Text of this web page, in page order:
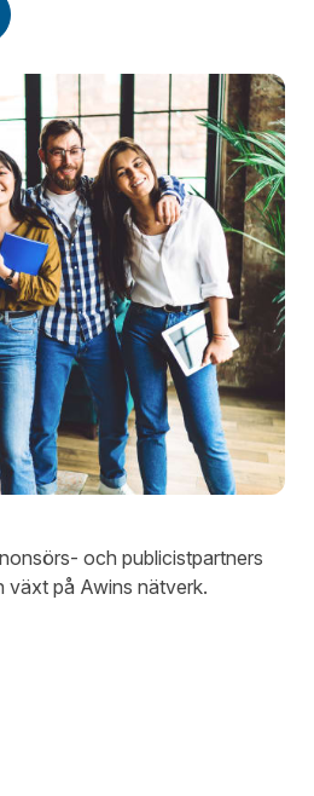
och publicistpartners
växt på Awins nätverk.